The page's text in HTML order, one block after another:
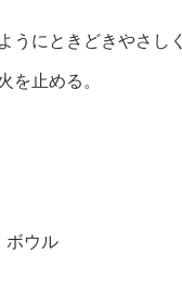
うにときどきやさし
を止める。
ウル